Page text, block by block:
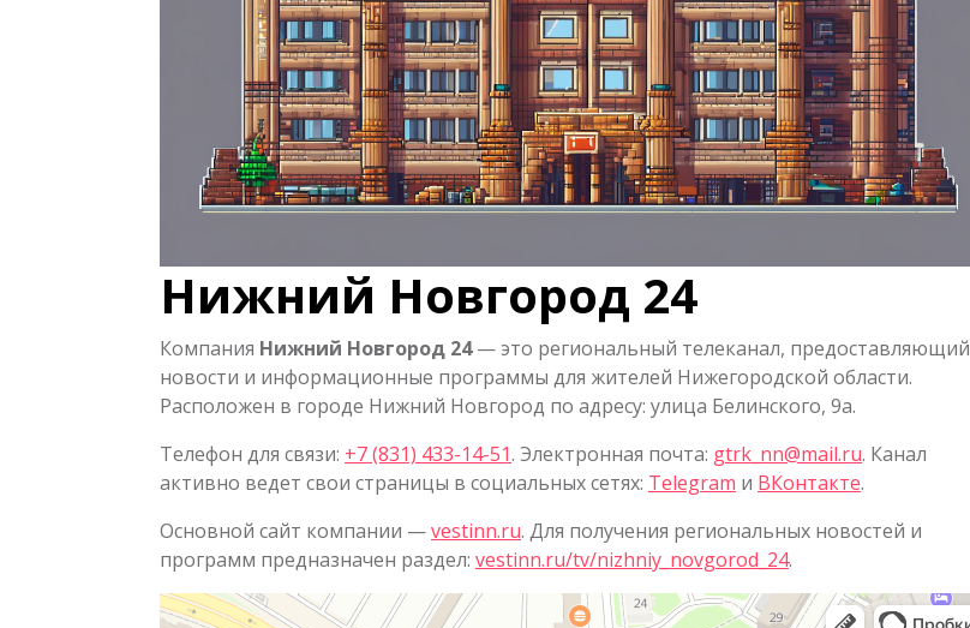
Нижний Новгород 24
Компания Нижний Новгород 24— это региональный телеканал, предоставляющий
новости и информационные программы для жителей Нижегородской области.
Расположен в городе Нижний Новгород по адресу: улица Белинского, 9а.
Телефон для связи: +7 (831) 433-14-51. Электронная почта: gtrk_nn@mail.ru. Канал
активно ведет свои страницы в социальных сетях: Telegram и ВКонтакте.
Основной сайт компании —vestinn.ru. Для получения региональных новостей и
программ предназначен раздел: vestinn.ru/tv/nizhniy_novgorod_24.